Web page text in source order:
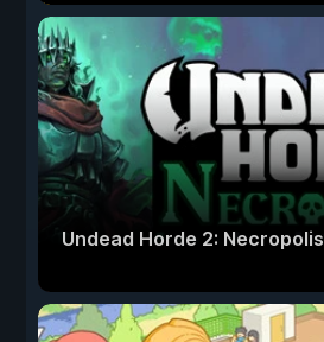
Undead Horde 2: Necropolis